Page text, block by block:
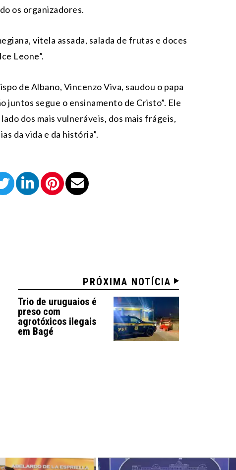
os organizadores.
vitela assada, salada de frutas e doces
Leone”.
de Albano, Vincenzo Viva, saudou o papa
juntos segue o ensinamento de Cristo”. Ele
dos mais vulneráveis, dos mais frágeis,
da vida e da história”.
PRÓXIMA NOTÍCIA
Trio de uruguaios é
preso com
agrotóxicos ilegais
em Bagé